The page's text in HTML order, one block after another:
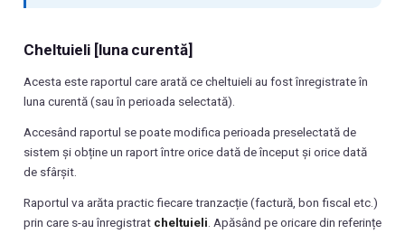
Cheltuieli [luna curentă]
Acesta este raportul care arată ce cheltuieli au fost înregistrate în
luna curentă (sau în perioada selectată).
Accesând raportul se poate modifica perioada preselectată de
sistem și obține un raport între orice dată de început și orice dată
de sfârșit.
Raportul va arăta practic fiecare tranzacție (factură, bon fiscal etc.)
prin care s-au înregistrat cheltuieli . Apăsând pe oricare din referințe